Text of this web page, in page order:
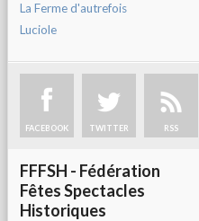
La Ferme d'autrefois
Luciole
FACEBOOK TWITTER RSS
FFFSH - Fédération
Fêtes Spectacles
Historiques